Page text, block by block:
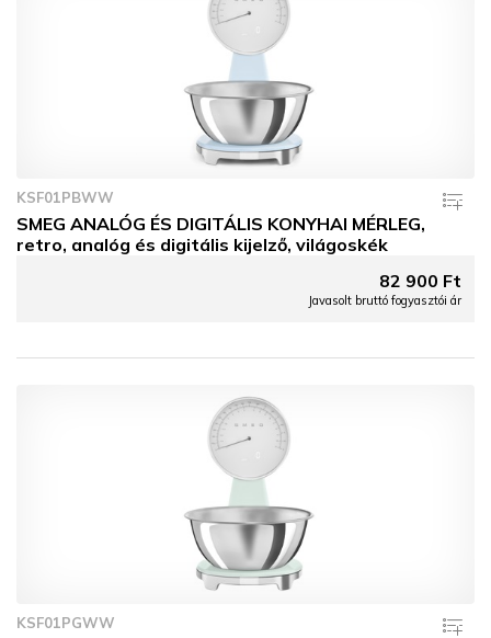
KSF01PBWW
SMEG ANALÓG ÉS DIGITÁLIS KONYHAI MÉRLEG,
retro, analóg és digitális kijelző, világoskék
82 900 Ft
Javasolt bruttó fogyasztói ár
KSF01PGWW